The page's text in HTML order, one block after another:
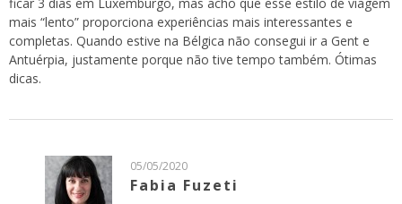
mais “lento” proporciona experiências mais interessantes e
completas. Quando estive na Bélgica não consegui ir a Gent e
Antuérpia, justamente porque não tive tempo também. Ótimas
dicas.
05/05/2020
Fabia Fuzeti